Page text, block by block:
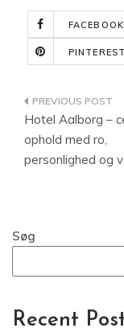
FACEBOOK
PINTEREST
Hotel Aalborg –
ophold med ro,
personlighed og
Søg
Recent